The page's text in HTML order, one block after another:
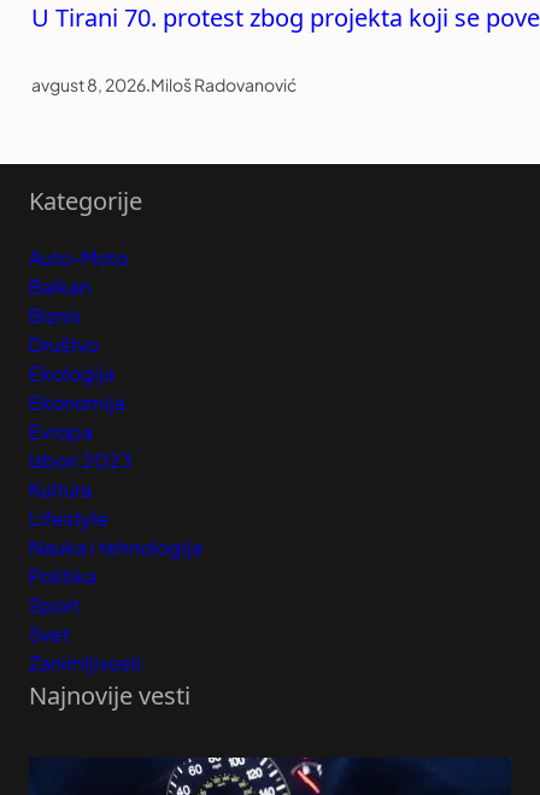
U Tirani 70. protest zbog projekta koji se
avgust 8, 2026.Miloš Radovanović
Kategorije
Auto-Moto
Balkan
Biznis
Društvo
Ekologija
Ekonomija
Evropa
Izbori 2023
Kultura
Lifestyle
Nauka i tehnologija
Politika
Sport
Svet
Zanimljivosti
Najnovije vesti